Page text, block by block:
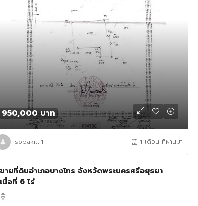
950,000 บาท
sopakitti1 1 เดือน ที่ผ่านมา
ขายที่ดินอำเภอบางไทร จังหวัดพระนครศรีอยุธยา
เนื้อที่ 6 ไร่
-